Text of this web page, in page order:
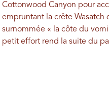
Cottonwood Canyon pour
empruntant la crête
surnommée « la côte du
petit effort rend la suite du